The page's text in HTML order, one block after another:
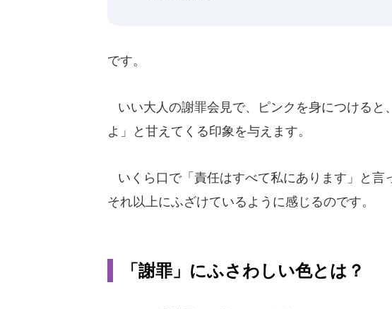
です。
いい大人の謝罪会見で、ピンクを身につけると
よ」と甘えてくる印象を与えます。
いくら口で「責任はすべて私にあります」と言
それ以上にふざけているように感じるのです。
「謝罪」にふさわしい色とは？